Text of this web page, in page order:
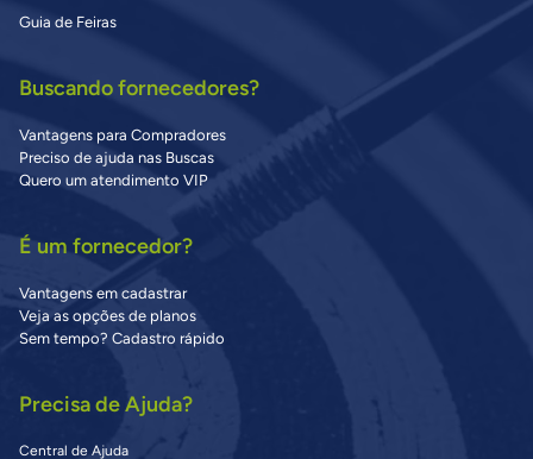
Guia de Feiras
Buscando fornecedores?
Vantagens para Compradores
Preciso de ajuda nas Buscas
Quero um atendimento VIP
É um fornecedor?
Vantagens em cadastrar
Veja as opções de planos
Sem tempo? Cadastro rápido
Precisa de Ajuda?
Central de Ajuda